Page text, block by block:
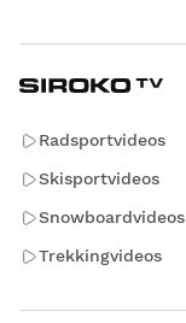
Radsportvideos
Skisportvideos
Snowboardvideos
Trekkingvideos